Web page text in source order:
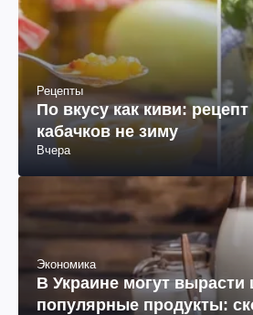
Рецепты
По вкусу как киви:
кабачков не зиму
Вчера
Экономика
В Украине могут вырасти
популярные продукты: